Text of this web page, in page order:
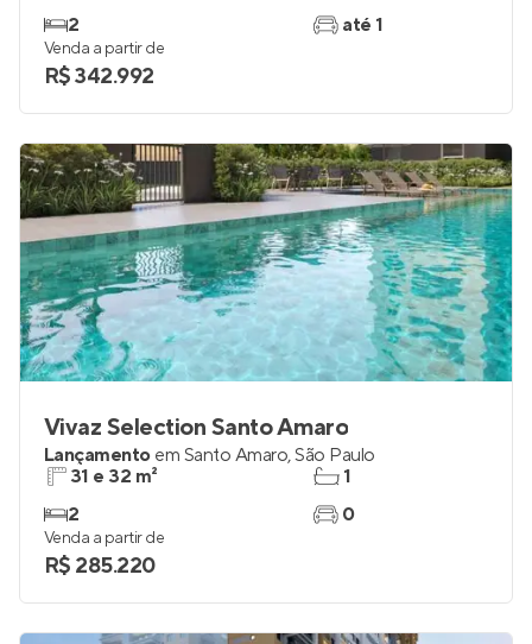
2
até 1
Venda a partir de
R$ 342.992
Vivaz Selection Santo Amaro
Lançamento em Santo Amaro,São Paulo
31 e 32 m²
2
1
0
Venda a partir de
R$ 285.220